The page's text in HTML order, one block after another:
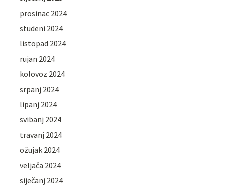
prosinac 2024
studeni 2024
listopad 2024
rujan 2024
kolovoz 2024
srpanj 2024
lipanj 2024
svibanj 2024
travanj 2024
ožujak 2024
veljača 2024
siječanj 2024